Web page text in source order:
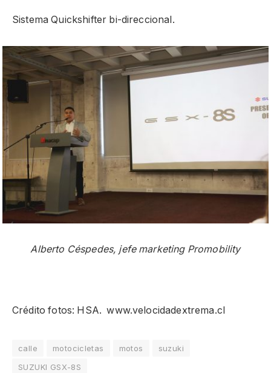
Sistema Quickshifter bi-direccional.
Alberto Céspedes, jefe marketing Promobility
Crédito fotos: HSA. www.velocidadextrema.cl
calle motocicletas motos
suzuki
SUZUKI GSX-8S